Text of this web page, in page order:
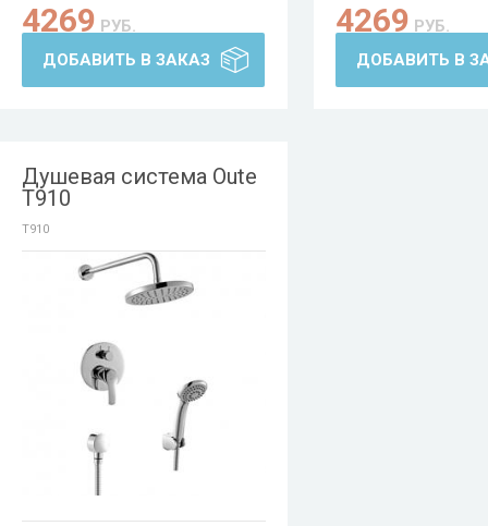
4269 РУБ.
ДОБАВИТЬ В ЗАКАЗ
4269 РУБ.
ДОБАВИТЬ В
Душевая система Oute
T910
T910